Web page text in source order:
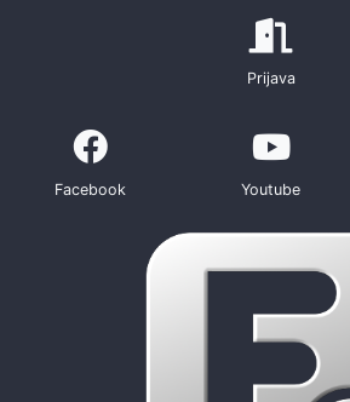
Prijava
Facebook Youtube